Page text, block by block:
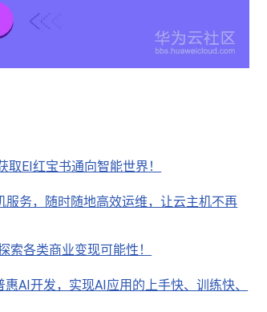
EI红宝书通向智能世界！
服务，随时随地高效运维，让云主机不再
索各类商业变现可能性！
AI开发，实现AI应用的上手快、训练快、